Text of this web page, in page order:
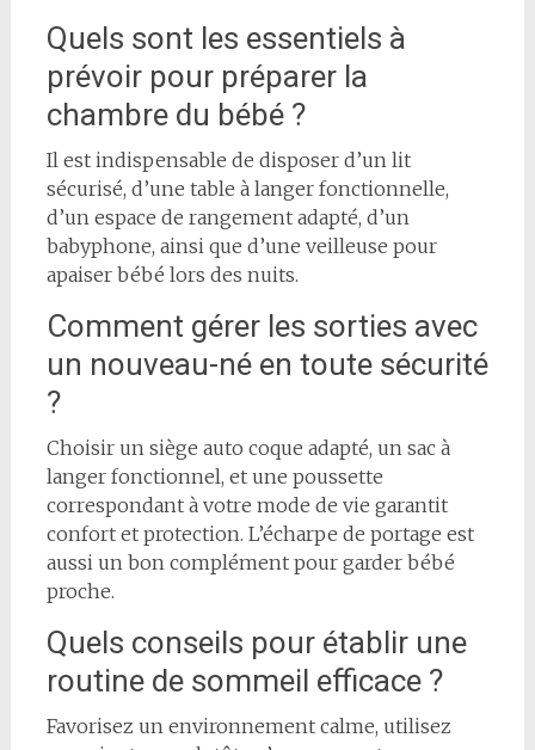
Quels sont les essentiels à
prévoir pour préparer la
chambre du bébé ?
Il est indispensable de disposer d’un lit
sécurisé, d’une table à langer fonctionnelle,
d’un espace de rangement adapté, d’un
babyphone, ainsi que d’une veilleuse pour
apaiser bébé lors des nuits.
Comment gérer les sorties avec
un nouveau-né en toute sécurité
?
Choisir un siège auto coque adapté, un sac à
langer fonctionnel, et une poussette
correspondant à votre mode de vie garantit
confort et protection. L’écharpe de portage est
aussi un bon complément pour garder bébé
proche.
Quels conseils pour établir une
routine de sommeil efficace ?
Favorisez un environnement calme, utilisez